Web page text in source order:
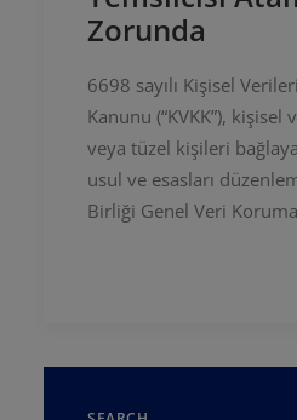
Zorunda
6698 sayılı Kişisel
Kanunu (“KVKK”),
veya tüzel kişileri
usul ve esasları
Birliği Genel Veri